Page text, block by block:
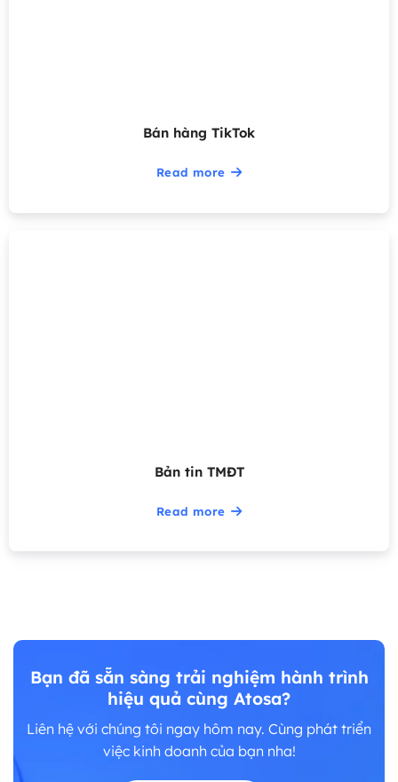
Bán hàng TikTok
Read more
Bản tin TMĐT
Read more
Bạn đã sẵn sàng trải nghiệm hành trình
hiệu quả cùng Atosa?
Liên hệ với chúng tôi ngay hôm nay. Cùng phát triển
việc kinh doanh của bạn nha!